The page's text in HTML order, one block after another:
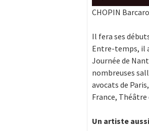
CHOPIN
Il fera ses
Entre-temps, il
Journée de
nombreuses
avocats de
France,
Un artiste